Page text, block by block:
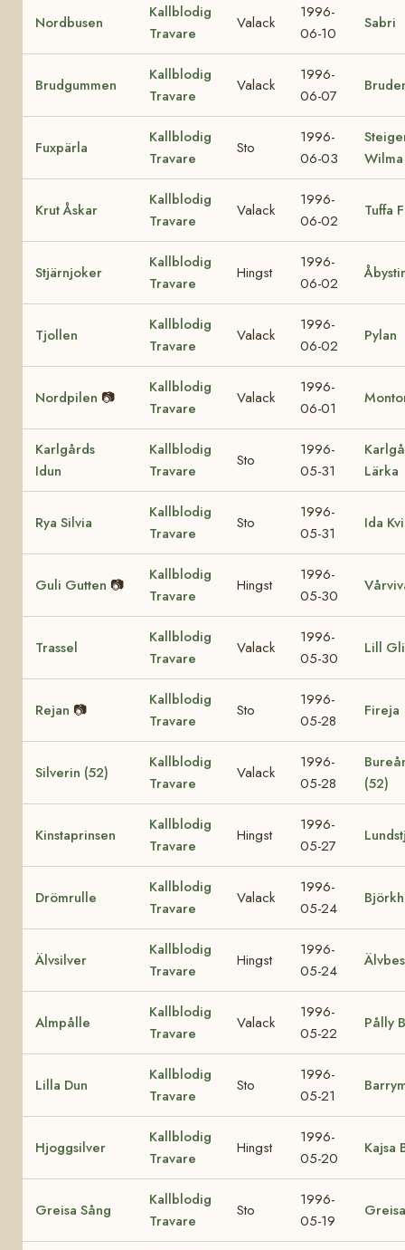
Nordbusen
Kallblodig
Travare
Valack
1996-
06-10
Sabri
Brudgummen
Kallblodig
Travare
Valack
1996-
06-07
Fuxpärla
Kallblodig
Travare
Sto
1996-
06-03
Krut Åskar
Kallblodig
Travare
Valack
1996-
06-02
Tuffa
Stjärnjoker
Kallblodig
Travare
Hingst
1996-
06-02
Tjollen
Kallblodig
Travare
Valack
1996-
06-02
Pylan
Nordpilen 📷
Kallblodig
Travare
Valack
1996-
06-01
Karlgårds
Idun
Kallblodig
Travare
Sto
1996-
05-31
Lärka
Rya Silvia
Kallblodig
Travare
Sto
1996-
05-31
Ida
Guli Gutten 📷
Kallblodig
Travare
Hingst
1996-
05-30
Trassel
Kallblodig
Travare
Valack
1996-
05-30
Lill
Rejan 📷
Kallblodig
Travare
Sto
1996-
05-28
Fireja
Silverin (52)
Kallblodig
Travare
Valack
1996-
05-28
(52)
Kinstaprinsen
Kallblodig
Travare
Hingst
1996-
05-27
Drömrulle
Kallblodig
Travare
Valack
1996-
05-24
Älvsilver
Kallblodig
Travare
Hingst
1996-
05-24
Almpålle
Kallblodig
Travare
Valack
1996-
05-22
Pålly
Lilla Dun
Kallblodig
Travare
Sto
1996-
05-21
Hjoggsilver
Kallblodig
Travare
Hingst
1996-
05-20
Kajsa
Greisa Sång
Kallblodig
Travare
Sto
1996-
05-19
Greisa